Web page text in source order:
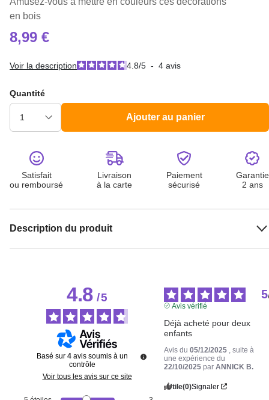
en bois
8,99 €
Voir la description 4.8/5 - 4 avis
Quantité
Ajouter au panier
Satisfait
ou remboursé
Livraison
à la carte
Paiement
sécurisé
Garantie
2 ans
Description du produit
4.8/5
Basé sur 4 avis soumis à un
contrôle
Voir tous les avis sur ce site
5
Avis vérifié
Déjà acheté pour deux
enfants
Avis du05/12/2025
, suite à
une expérience du
22/10/2025 parANNICK B.
Utile(0)Signaler